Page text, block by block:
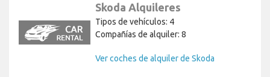
Skoda Alquileres
Tipos de vehículos: 4
Compañías de alquiler: 8
Ver coches de alquiler de Skoda